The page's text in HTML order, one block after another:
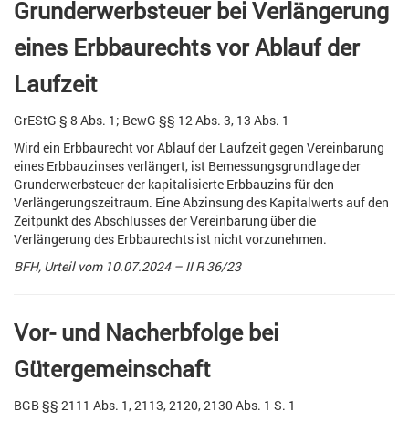
Grunderwerbsteuer bei Verlängerung
eines Erbbaurechts vor Ablauf der
Laufzeit
GrEStG § 8 Abs. 1; BewG §§ 12 Abs. 3, 13 Abs. 1
Wird ein Erbbaurecht vor Ablauf der Laufzeit gegen Vereinbarung
eines Erbbauzinses verlängert, ist Bemessungsgrundlage der
Grunderwerbsteuer der kapitalisierte Erbbauzins für den
Verlängerungszeitraum. Eine Abzinsung des Kapitalwerts auf den
Zeitpunkt des Abschlusses der Vereinbarung über die
Verlängerung des Erbbaurechts ist nicht vorzunehmen.
BFH, Urteil vom 10.07.2024 – II R 36/23
Vor- und Nacherbfolge bei
Gütergemeinschaft
BGB §§ 2111 Abs. 1, 2113, 2120, 2130 Abs. 1 S. 1